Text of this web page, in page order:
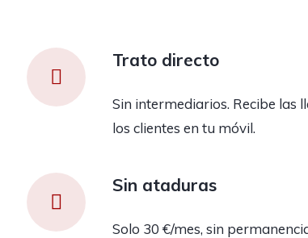
Trato directo
Sin intermediarios. Recibe las
los clientes en tu móvil.
Sin ataduras
Solo 30 €/mes, sin